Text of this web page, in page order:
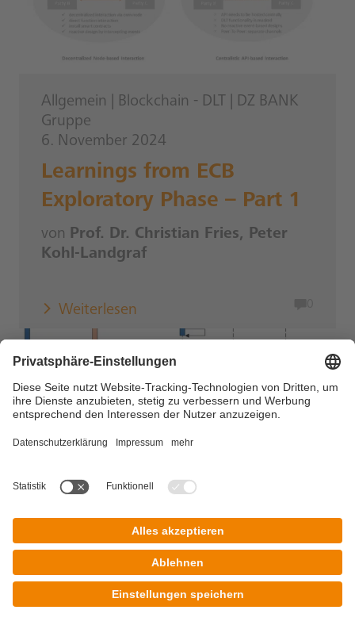
Allgemein Blockchain - DLT
DZ BANK
Gruppe
6. November 2024
Learnings from ECB
Exploratory Phase – Part 1
von Prof. Dr. Christian Fries, Peter
Kohl-Landgraf
Weiterlesen
Blockchain - DLT
30. Januar 2024
Lean and Secure